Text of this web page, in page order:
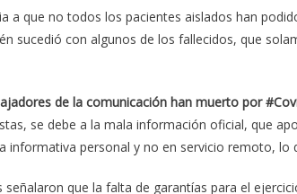
a que no todos los pacientes aislados han
sucedió con algunos de los fallecidos, que
de la comunicación han muerto por
se debe a la mala información oficial, que
informativa personal y no en servicio remoto, lo
que la falta de garantías para el